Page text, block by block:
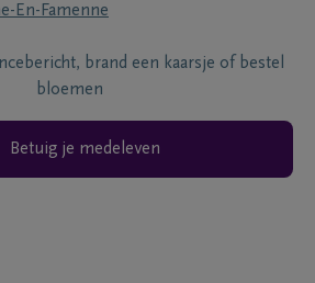
En-Famenne
brand een kaarsje of bestel
bloemen
Betuig je medeleven